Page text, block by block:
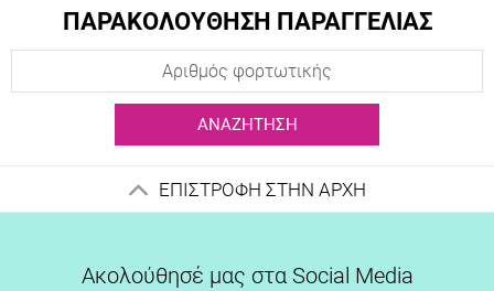
ΠΑΡΑΚΟΛΟΥΘΗΣΗ ΠΑΡΑΓΓΕΛΙΑΣ
ΑΝΑΖΉΤΗΣΗ
ΕΠΙΣΤΡΟΦΗ ΣΤΗΝ ΑΡΧΗ
Ακολούθησέ μας στα Social Media